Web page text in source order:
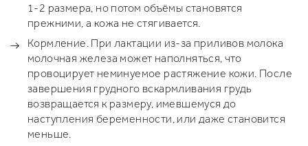
1-2 размера, но потом объёмы становятся
прежними, а кожа не стягивается.
Кормление. При лактации из-за приливов молока
молочная железа может наполняться, что
провоцирует неминуемое растяжение кожи. После
завершения грудного вскармливания грудь
возвращается к размеру, имевшемуся до
наступления беременности, или даже становится
меньше.